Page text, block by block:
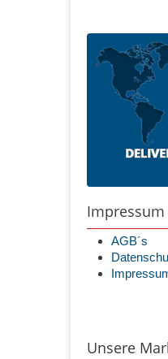
Impressum
AGB´s
Unsere